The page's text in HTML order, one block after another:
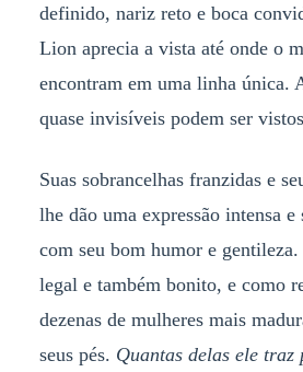
definido, nariz reto e boca
Lion aprecia a vista até onde o
encontram em uma linha única.
quase invisíveis podem ser
Suas sobrancelhas franzidas e
lhe dão uma expressão intensa
com seu bom humor e
legal e também bonito, e como
dezenas de mulheres mais
seus pés. Quantas delas ele traz